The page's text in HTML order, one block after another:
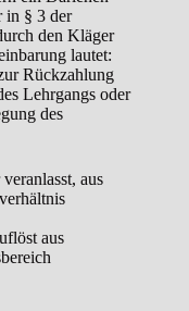
in § 3 der
den Kläger
lautet:
Rückzahlung
Lehrgangs oder
des
aus
aus